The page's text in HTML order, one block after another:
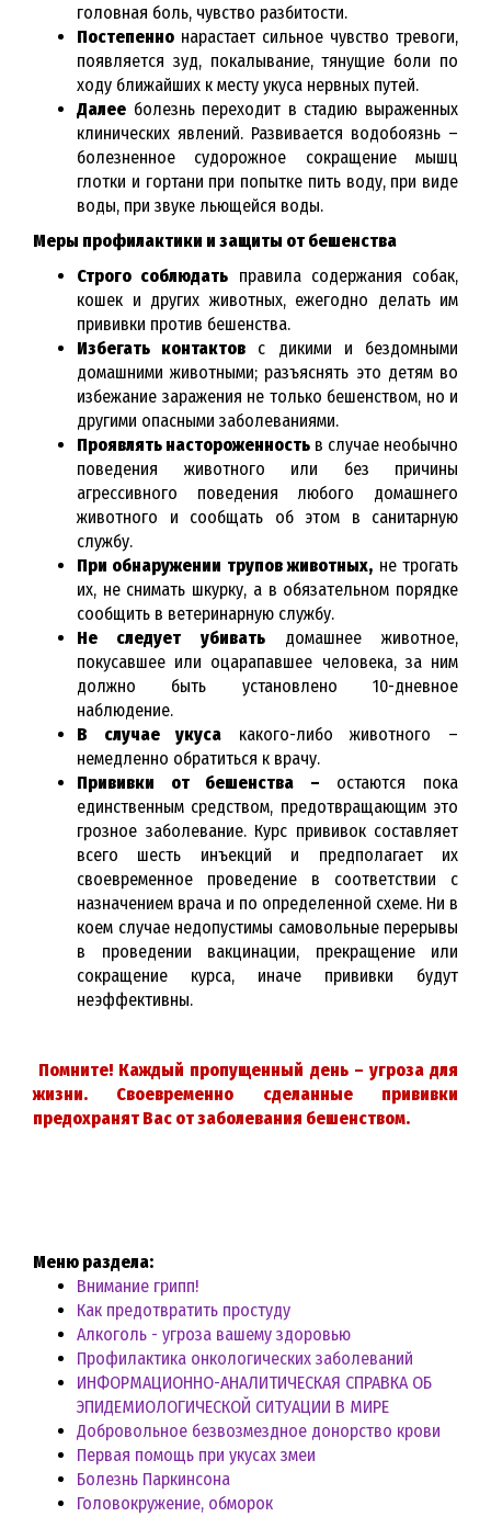
головная боль, чувство разбитости.
Постепенно нарастает сильное чувство тревоги,
появляется зуд, покалывание, тянущие боли по
ходу ближайших к месту укуса нервных путей.
Далее болезнь переходит в стадию выраженных
клинических явлений. Развивается водобоязнь –
болезненное судорожное сокращение мышц
глотки и гортани при попытке пить воду, при виде
воды, при звуке льющейся воды.
Меры профилактики и защиты от бешенства
Строго соблюдать правила содержания собак,
кошек и других животных, ежегодно делать им
прививки против бешенства.
Избегать контактов с дикими и бездомными
домашними животными; разъяснять это детям во
избежание заражения не только бешенством, но и
другими опасными заболеваниями.
Проявлять настороженность в случае необычно
поведения животного или без причины
агрессивного поведения любого домашнего
животного и сообщать об этом в санитарную
службу.
При обнаружении трупов животных, не трогать
их, не снимать шкурку, а в обязательном порядке
сообщить в ветеринарную службу.
Не следует убиватьдомашнее животное,
покусавшее или оцарапавшее человека, за ним
должно быть установлено 10-дневное
наблюдение.
В случае укуса какого-либо животного –
немедленно обратиться к врачу.
Прививки от бешенства – остаются пока
единственным средством, предотвращающим это
грозное заболевание. Курс прививок составляет
всего шесть инъекций и предполагает их
своевременное проведение в соответствии с
назначением врача и по определенной схеме. Ни в
коем случае недопустимы самовольные перерывы
в проведении вакцинации, прекращение или
сокращение курса, иначе прививки будут
неэффективны.
Помните! Каждый пропущенный день – угроза для
жизни. Своевременно сделанные прививки
предохранят Вас от заболевания бешенством.
Меню раздела:
Внимание грипп!
Как предотвратить простуду
Алкоголь - угроза вашему здоровью
Профилактика онкологических заболеваний
ИНФОРМАЦИОННО-АНАЛИТИЧЕСКАЯ СПРАВКА ОБ
ЭПИДЕМИОЛОГИЧЕСКОЙ СИТУАЦИИ В МИРЕ
Добровольное безвозмездное донорство крови
Первая помощь при укусах змеи
Болезнь Паркинсона
Головокружение, обморок